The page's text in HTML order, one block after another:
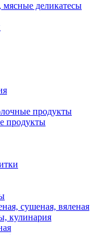
мясные деликатесы
продукты
продукты
сушеная, вяленая
кулинария